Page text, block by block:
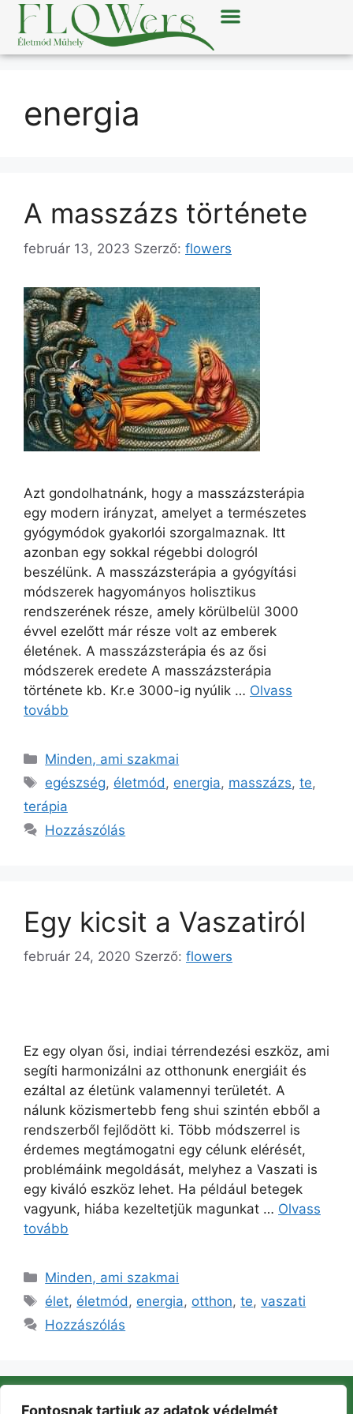
Fontosnak tartjuk az adatok védelmét
energia
A masszázs története
február 13, 2023 Szerző: flowers
Azt gondolhatnánk, hogy a masszázsterápia
egy modern irányzat, amelyet a természetes
gyógymódok gyakorlói szorgalmaznak. Itt
azonban egy sokkal régebbi dologról
beszélünk. A masszázsterápia a gyógyítási
módszerek hagyományos holisztikus
rendszerének része, amely körülbelül 3000
évvel ezelőtt már része volt az emberek
életének. A masszázsterápia és az ősi
módszerek eredete A masszázsterápia
története kb. Kr.e 3000-ig nyúlik … Olvass
tovább
Minden, ami szakmai
egészség, életmód , energia, masszázs,te,
terápia
Hozzászólás
Egy kicsit a Vaszatiról
február 24, 2020 Szerző: flowers
Ez egy olyan ősi, indiai térrendezési eszköz, ami
segíti harmonizálni az otthonunk energiáit és
ezáltal az életünk valamennyi területét. A
nálunk közismertebb feng shui szintén ebből a
rendszerből fejlődött ki. Több módszerrel is
érdemes megtámogatni egy célunk elérését,
problémáink megoldását, melyhez a Vaszati is
egy kiváló eszköz lehet. Ha például betegek
vagyunk, hiába kezeltetjük magunkat … Olvass
tovább
Minden, ami szakmai
élet, életmód, energia, otthon,te,vaszati
Hozzászólás